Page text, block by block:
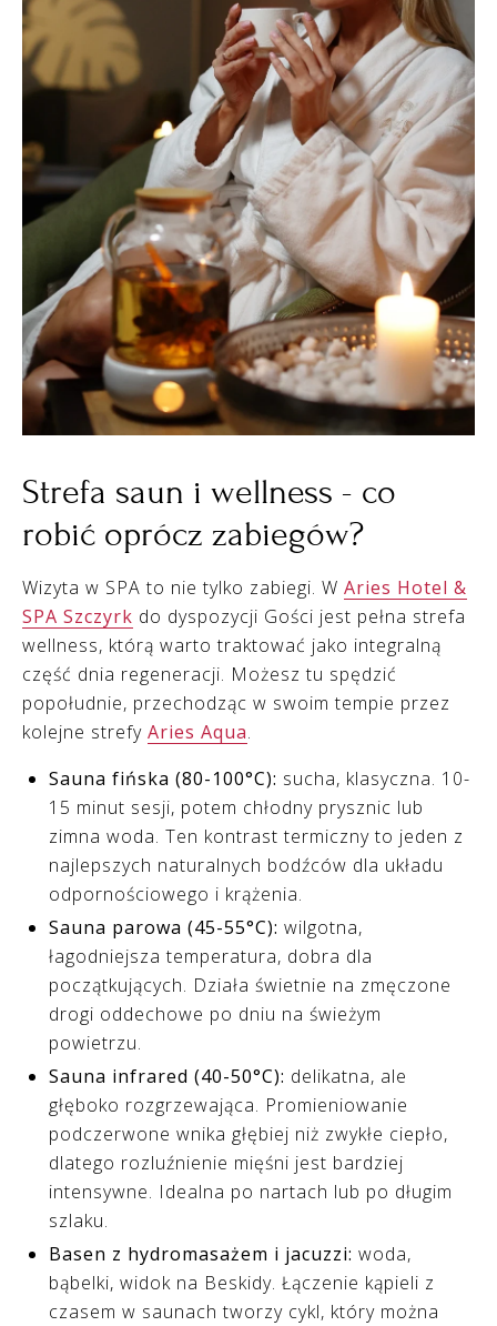
Strefa saun i wellness - co
robić oprócz zabiegów?
Wizyta w SPA to nie tylko zabiegi. W Aries Hotel &
SPA Szczyrk do dyspozycji Gości jest pełna strefa
wellness, którą warto traktować jako integralną
część dnia regeneracji. Możesz tu spędzić
popołudnie, przechodząc w swoim tempie przez
kolejne strefy Aries Aqua.
Sauna fińska (80-100°C): sucha, klasyczna. 10-
15 minut sesji, potem chłodny prysznic lub
zimna woda. Ten kontrast termiczny to jeden z
najlepszych naturalnych bodźców dla układu
odpornościowego i krążenia.
Sauna parowa (45-55°C): wilgotna,
łagodniejsza temperatura, dobra dla
początkujących. Działa świetnie na zmęczone
drogi oddechowe po dniu na świeżym
powietrzu.
Sauna infrared (40-50°C): delikatna, ale
głęboko rozgrzewająca. Promieniowanie
podczerwone wnika głębiej niż zwykłe ciepło,
dlatego rozluźnienie mięśni jest bardziej
intensywne. Idealna po nartach lub po długim
szlaku.
Basen z hydromasażem i jacuzzi: woda,
bąbelki, widok na Beskidy. Łączenie kąpieli z
czasem w saunach tworzy cykl, który można